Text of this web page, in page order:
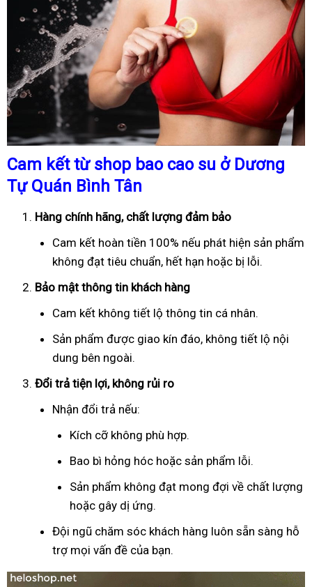
Cam kết từ shop bao cao su ở Dương
Tự Quán Bình Tân
Hàng chính hãng, chất lượng đảm bảo
Cam kết hoàn tiền 100% nếu phát hiện sản phẩm
không đạt tiêu chuẩn, hết hạn hoặc bị lỗi.
Bảo mật thông tin khách hàng
Cam kết không tiết lộ thông tin cá nhân.
Sản phẩm được giao kín đáo, không tiết lộ nội
dung bên ngoài.
Đổi trả tiện lợi, không rủi ro
Nhận đổi trả nếu:
Kích cỡ không phù hợp.
Bao bì hỏng hóc hoặc sản phẩm lỗi.
Sản phẩm không đạt mong đợi về chất lượng
hoặc gây dị ứng.
Đội ngũ chăm sóc khách hàng luôn sẵn sàng hỗ
trợ mọi vấn đề của bạn.